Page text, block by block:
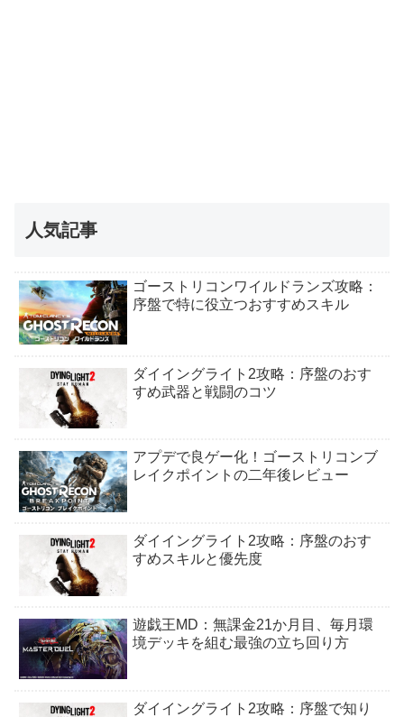
人気記事
ゴーストリコンワイルドランズ攻略：
序盤で特に役立つおすすめスキル
ダイイングライト2攻略：序盤のおす
すめ武器と戦闘のコツ
アプデで良ゲー化！ゴーストリコンブ
レイクポイントの二年後レビュー
ダイイングライト2攻略：序盤のおす
すめスキルと優先度
遊戯王MD：無課金21か月目、毎月環
境デッキを組む最強の立ち回り方
ダイイングライト2攻略：序盤で知り